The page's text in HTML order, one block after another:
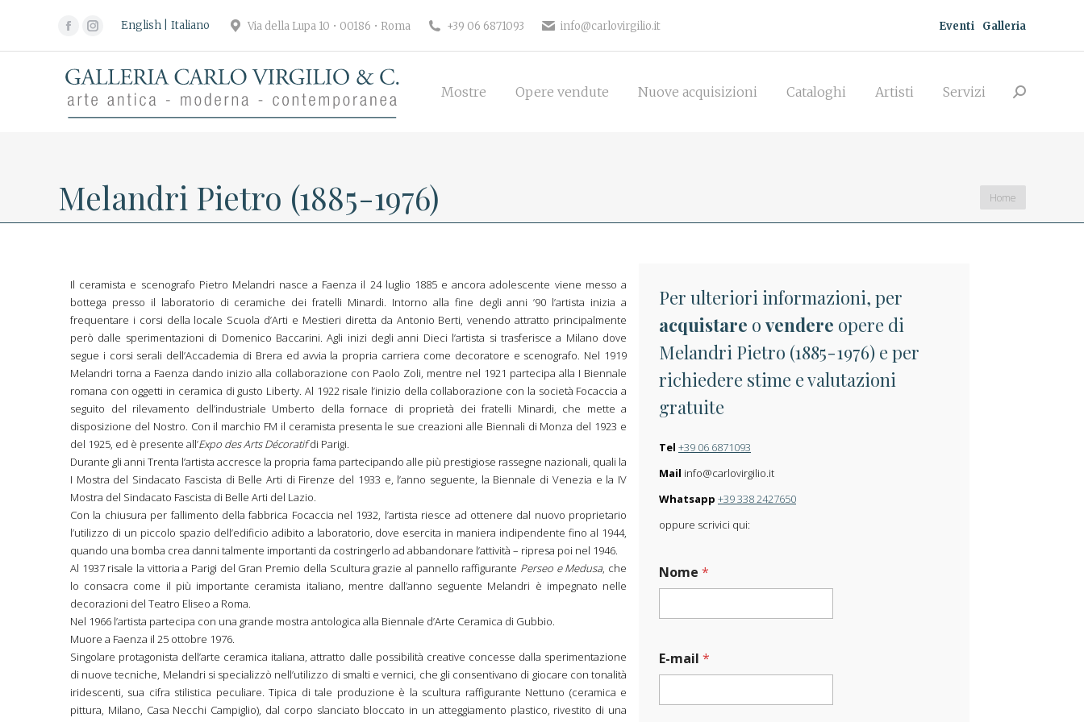
Facebook
page
opens
in
new
Instagram
page
opens
in
new
English Italiano Via della Lupa 10 • 00186 • Roma +39 06 6871093 info@carlovirgilio.it Eventi Galleria
Mostre Opere vendute Nuove acquisizioni Cataloghi Artisti Servizi Search:
Melandri Pietro (1885-1976) You are here:
Home
Il ceramista e scenografo Pietro Melandri nasce a Faenza il 24 luglio 1885 e ancora adolescente viene messo a
bottega presso il laboratorio di ceramiche dei fratelli Minardi. Intorno alla fine degli anni ’90 l’artista inizia a
frequentare i corsi della locale Scuola d’Arti e Mestieri diretta da Antonio Berti, venendo attratto principalmente
però dalle sperimentazioni di Domenico Baccarini. Agli inizi degli anni Dieci l’artista si trasferisce a Milano dove
segue i corsi serali dell’Accademia di Brera ed avvia la propria carriera come decoratore e scenografo. Nel 1919
Melandri torna a Faenza dando inizio alla collaborazione con Paolo Zoli, mentre nel 1921 partecipa alla I Biennale
romana con oggetti in ceramica di gusto Liberty. Al 1922 risale l’inizio della collaborazione con la società Focaccia a
seguito del rilevamento dell’industriale Umberto della fornace di proprietà dei fratelli Minardi, che mette a
disposizione del Nostro. Con il marchio FM il ceramista presenta le sue creazioni alle Biennali di Monza del 1923 e
del 1925, ed è presente all’Expo des Arts Décoratifdi Parigi.
Durante gli anni Trenta l’artista accresce la propria fama partecipando alle più prestigiose rassegne nazionali, quali la
I Mostra del Sindacato Fascista di Belle Arti di Firenze del 1933 e, l’anno seguente, la Biennale di Venezia e la IV
Mostra del Sindacato Fascista di Belle Arti del Lazio.
Con la chiusura per fallimento della fabbrica Focaccia nel 1932, l’artista riesce ad ottenere dal nuovo proprietario
l’utilizzo di un piccolo spazio dell’edificio adibito a laboratorio, dove esercita in maniera indipendente fino al 1944,
quando una bomba crea danni talmente importanti da costringerlo ad abbandonare l’attività – ripresa poi nel 1946.
Al 1937 risale la vittoria a Parigi del Gran Premio della Scultura grazie al pannello raffigurante Perseo e Medusa, che
lo consacra come il più importante ceramista italiano, mentre dall’anno seguente Melandri è impegnato nelle
decorazioni del Teatro Eliseo a Roma.
Nel 1966 l’artista partecipa con una grande mostra antologica alla Biennale d’Arte Ceramica di Gubbio.
Muore a Faenza il 25 ottobre 1976.
Singolare protagonista dell’arte ceramica italiana, attratto dalle possibilità creative concesse dalla sperimentazione
di nuove tecniche, Melandri si specializzò nell’utilizzo di smalti e vernici, che gli consentivano di giocare con tonalità
iridescenti, sua cifra stilistica peculiare. Tipica di tale produzione è la scultura raffigurante Nettuno (ceramica e
pittura, Milano, Casa Necchi Campiglio), dal corpo slanciato bloccato in un atteggiamento plastico, rivestito di una
Per ulteriori informazioni, per
acquistare o vendere opere di
Melandri Pietro (1885-1976) e per
richiedere stime e valutazioni
gratuite
Tel +39 06 6871093
Mail info@carlovirgilio.it
Whatsapp +39 338 2427650
oppure scrivici qui:
Nome *
e
s
a
E-mail *